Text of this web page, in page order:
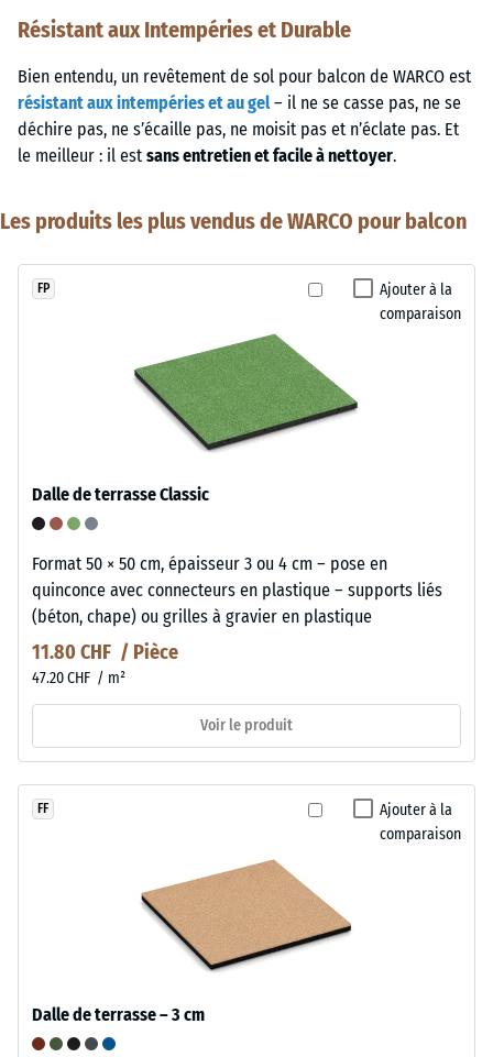
Résistant aux Intempéries et Durable
Bien entendu, un revêtement de sol pour balcon de WARCO est
résistant aux intempéries et au gel – il ne se casse pas, ne se
déchire pas, ne s’écaille pas, ne moisit pas et n’éclate pas. Et
le meilleur : il est sans entretien et facile à nettoyer.
Les produits les plus vendus de WARCO pour balcon
Ajouter à la
comparaison
FP
Dalle de terrasse Classic
Format 50 × 50 cm, épaisseur 3 ou 4 cm – pose en
quinconce avec connecteurs en plastique – supports liés
(béton, chape) ou grilles à gravier en plastique
11.80 CHF / Pièce
47.20 CHF / m²
Voir le produit
Ajouter à la
comparaison
FF
Dalle de terrasse – 3 cm